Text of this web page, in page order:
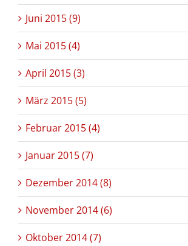
Juni 2015 (9)
Mai 2015 (4)
April 2015 (3)
März 2015 (5)
Februar 2015 (4)
Januar 2015 (7)
Dezember 2014 (8)
November 2014 (6)
Oktober 2014 (7)